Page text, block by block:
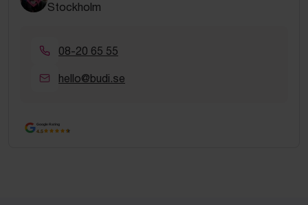
Stockholm
08-20 65 55
hello@budi.se
Google Rating
4.5